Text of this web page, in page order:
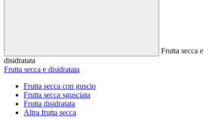
Frutta secca e
disidratata
Frutta secca e disidratata
Frutta secca con guscio
Frutta secca sgusciata
Frutta disidratata
Altra frutta secca